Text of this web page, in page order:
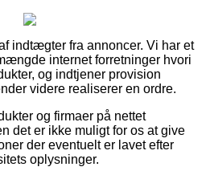
indtægter fra annoncer. Vi har et
internet forretninger hvori
og indtjener provision
videre realiserer en ordre.
og firmaer på nettet
det er ikke muligt for os at give
der eventuelt er lavet efter
oplysninger.